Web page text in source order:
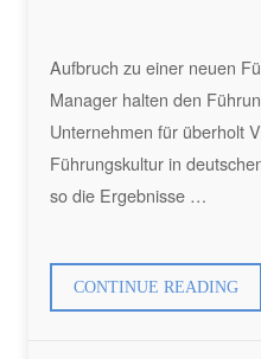
Aufbruch zu einer neuen
Manager halten den
Unternehmen für überholt
Führungskultur in
so die Ergebnisse …
CONTINUE READING
ZU